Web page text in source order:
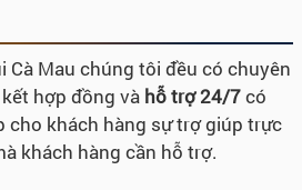
Cà Mau chúng tôi đều có chuyên
hợp đồng và hỗ trợ 24/7có
cho khách hàng sự trợ giúp trực
khách hàng cần hỗ trợ.